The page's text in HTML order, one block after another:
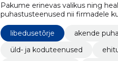
Pakume erinevas valikus ning
puhastusteenused nii firmadele
libedusetõrje akende
üld- ja koduteenused